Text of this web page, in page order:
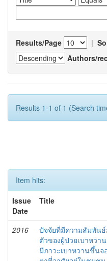
Results/Page |
Authors/
Results 1-1 of 1 (Search
Item hits:
Issue
Date
Title
2016
ปัจจัยที่มีความสัมพัน
ตัวของผู้ป่วยเบาหวา
มีภาวะเบาหวานขึ้นจ